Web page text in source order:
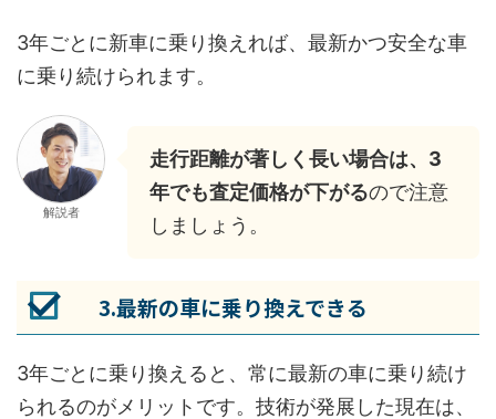
3年ごとに新車に乗り換えれば、最新かつ安全な車
に乗り続けられます。
解説者
走行距離が著しく長い場合は、3
年でも査定価格が下がるので注意
しましょう。
3.最新の車に乗り換えできる
3年ごとに乗り換えると、常に最新の車に乗り続け
られるのがメリットです。技術が発展した現在は、